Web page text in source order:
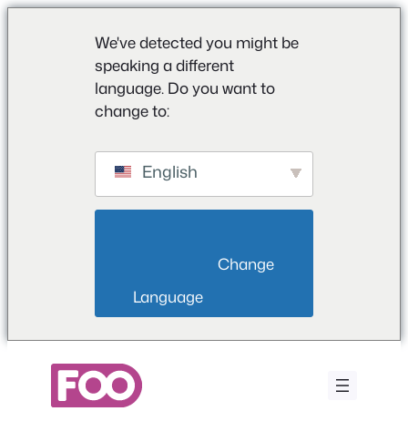
We've detected you might be
speaking a different
language. Do you want to
change to:
English
Language
περιεχόμενο